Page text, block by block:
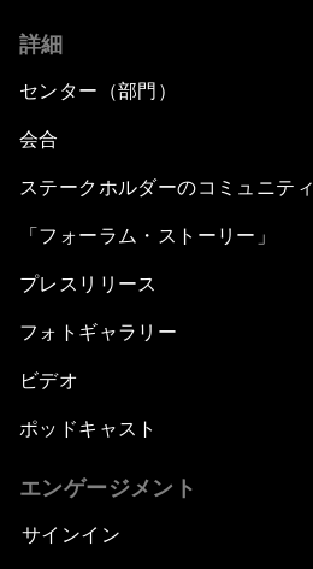
詳細
センター（部門）
会合
ステークホルダーのコミュニティ
「フォーラム・ストーリー」
プレスリリース
フォトギャラリー
ビデオ
ポッドキャスト
エンゲージメント
サインイン